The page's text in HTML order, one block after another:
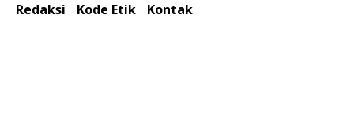
Redaksi Kode Etik Kontak